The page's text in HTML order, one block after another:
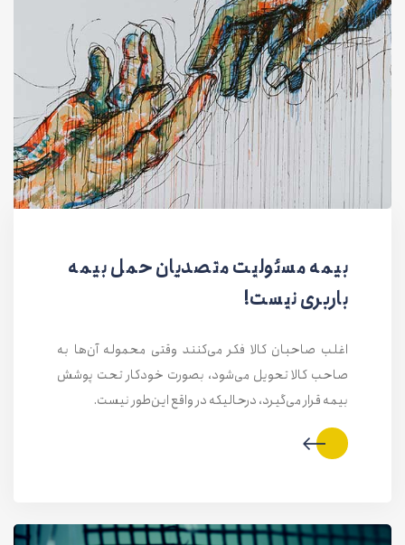
بیمه مسئولیت متصدیان حمل بیمه
باربری نیست!
اغلب صاحبان کالا فکر می‌کنند وقتی محموله آن‌ها به
صاحب کالا تحویل می‌شود، بصورت خودکار تحت پوشش
بیمه قرار می‌گیرد، درحالیکه در واقع این‌طور نیست.